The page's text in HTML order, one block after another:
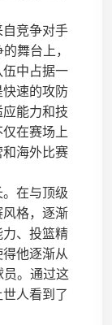
竞争对手
舞台上，
中占据一
速的攻防
能力和技
在赛场上
海外比赛
在与顶级
格，逐渐
、投篮精
他逐渐从
。通过这
人看到了